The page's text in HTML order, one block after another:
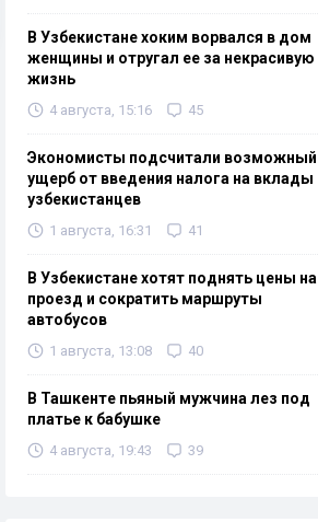
В Узбекистане хоким ворвался в дом
женщины и отругал ее за некрасивую
жизнь
4 августа, 15:16 45
Экономисты подсчитали возможный
ущерб от введения налога на вклады
узбекистанцев
1 августа, 16:31 41
В Узбекистане хотят поднять цены на
проезд и сократить маршруты
автобусов
1 августа, 13:08 40
В Ташкенте пьяный мужчина лез под
платье к бабушке
4 августа, 19:43 39